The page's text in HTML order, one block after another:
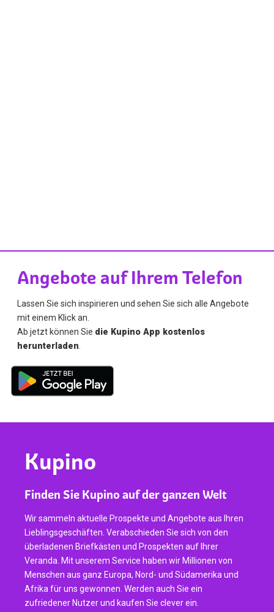
Angebote auf Ihrem Telefon
Lassen Sie sich inspirieren und sehen Sie sich alle Angebote
mit einem Klick an.
Ab jetzt können Sie die Kupino App kostenlos
herunterladen.
Kupino
Finden Sie Kupino auf der ganzen Welt
Wir sammeln aktuelle Prospekte und Angebote aus Ihren
Lieblingsgeschäften. Verabschieden Sie sich von den
überladenen Briefkästen und Prospekten auf Ihrer
Veranda. Mit unserem Service haben wir Millionen von
Menschen aus ganz Europa, Nord- und Südamerika und
Afrika für uns gewonnen. Werden auch Sie ein
zufriedener Nutzer und kaufen Sie clever ein.